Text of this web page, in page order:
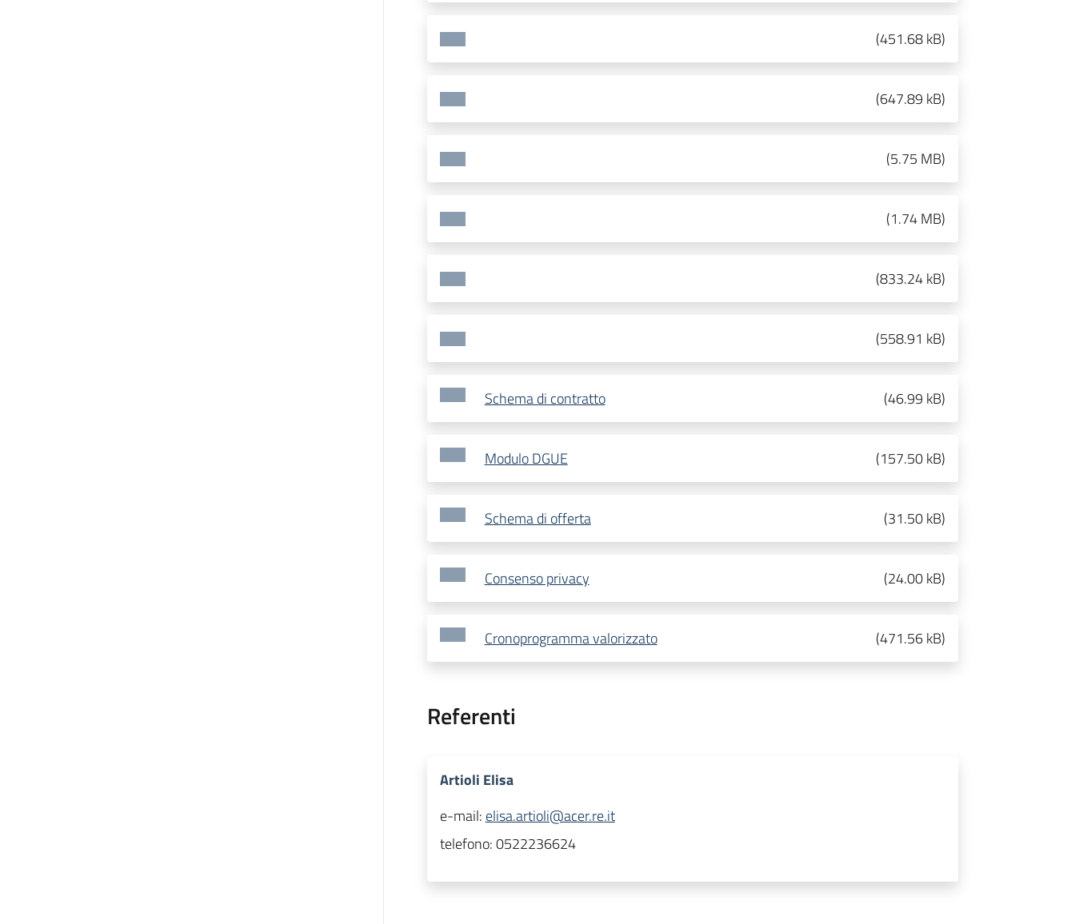
(451.68 kB)
(647.89 kB)
(5.75 MB)
(1.74 MB)
(833.24 kB)
(558.91 kB)
Schema di contratto (46.99 kB)
Modulo DGUE (157.50 kB)
Schema di offerta (31.50 kB)
Consenso privacy (24.00 kB)
Cronoprogramma valorizzato (471.56 kB)
Referenti
Artioli Elisa
e-mail: elisa.artioli@acer.re.it
telefono:0522236624